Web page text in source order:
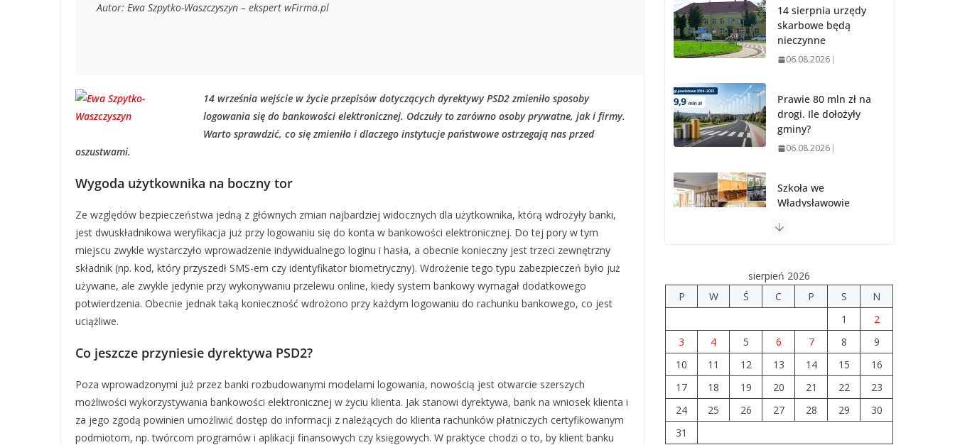
Autor: Ewa Szpytko-Waszczyszyn – ekspert wFirma.pl
14 września wejście w życie przepisów dotyczących dyrektywy PSD2 zmieniło sposoby
logowania się do bankowości elektronicznej. Odczuły to zarówno osoby prywatne, jak i firmy.
Warto sprawdzić, co się zmieniło i dlaczego instytucje państwowe ostrzegają nas przed
oszustwami.
Wygoda użytkownika na boczny tor
Ze względów bezpieczeństwa jedną z głównych zmian najbardziej widocznych dla użytkownika, którą wdrożyły banki,
jest dwuskładnikowa weryfikacja już przy logowaniu się do konta w bankowości elektronicznej. Do tej pory w tym
miejscu zwykle wystarczyło wprowadzenie indywidualnego loginu i hasła, a obecnie konieczny jest trzeci zewnętrzny
składnik (np. kod, który przyszedł SMS-em czy identyfikator biometryczny). Wdrożenie tego typu zabezpieczeń było już
używane, ale zwykle jedynie przy wykonywaniu przelewu online, kiedy system bankowy wymagał dodatkowego
potwierdzenia. Obecnie jednak taką konieczność wdrożono przy każdym logowaniu do rachunku bankowego, co jest
uciążliwe.
Co jeszcze przyniesie dyrektywa PSD2?
Poza wprowadzonymi już przez banki rozbudowanymi modelami logowania, nowością jest otwarcie szerszych
możliwości wykorzystywania bankowości elektronicznej w życiu klienta. Jak stanowi dyrektywa, bank na wniosek klienta i
za jego zgodą powinien umożliwić dostęp do informacji z należących do klienta rachunków płatniczych certyfikowanym
podmiotom, np. twórcom programów i aplikacji finansowych czy księgowych. W praktyce chodzi o to, by klient banku
14 sierpnia urzędy
skarbowe będą
nieczynne
06.08.2026
Prawie 80 mln zł na
drogi. Ile dołożyły
gminy?
06.08.2026
Szkoła we
Władysławowie
modernizację
Prawie 20 tys. zł dla
dyrektora szpitala.
Podwyżka mimo
finansowych
problemów
04.08.2026
Upały groźne dla
zwierząt.
sierpień 2026
P
W Ś C P S
N
1
2
3
4 5 6 7 8
9
10
11 12 13 14 15
16
17
18 19 20 21 22
23
24
25 26 27 28 29
30
31